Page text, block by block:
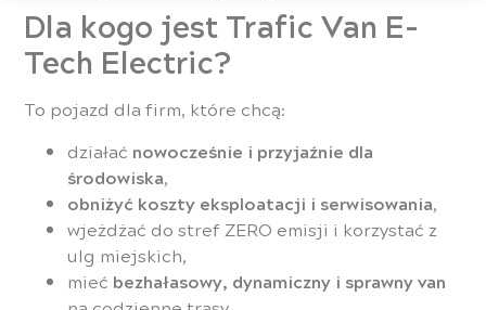
Dla kogo jest Trafic Van E-
Tech Electric?
To pojazd dla firm, które chcą:
działać nowocześnie i przyjaźnie dla
środowiska,
obniżyć koszty eksploatacji i serwisowania,
wjeżdżać do stref ZERO emisji i korzystać z
ulg miejskich,
mieć bezhałasowy, dynamiczny i sprawny van